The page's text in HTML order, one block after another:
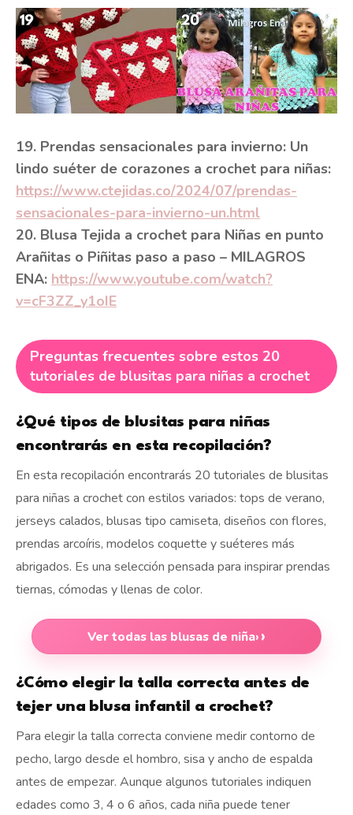
19. Prendas sensacionales para invierno: Un
lindo suéter de corazones a crochet para niñas:
https://www.ctejidas.co/2024/07/prendas-
sensacionales-para-invierno-un.html
20. Blusa Tejida a crochet para Niñas en punto
Arañitas o Piñitas paso a paso – MILAGROS
ENA: https://www.youtube.com/watch?
v=cF3ZZ_y1oIE
Preguntas frecuentes sobre estos 20
tutoriales de blusitas para niñas a crochet
¿Qué tipos de blusitas para niñas
encontrarás en esta recopilación?
En esta recopilación encontrarás 20 tutoriales de blusitas
para niñas a crochet con estilos variados: tops de verano,
jerseys calados, blusas tipo camiseta, diseños con flores,
prendas arcoíris, modelos coquette y suéteres más
abrigados. Es una selección pensada para inspirar prendas
tiernas, cómodas y llenas de color.
Ver todas las blusas de niña›
¿Cómo elegir la talla correcta antes de
tejer una blusa infantil a crochet?
Para elegir la talla correcta conviene medir contorno de
pecho, largo desde el hombro, sisa y ancho de espalda
antes de empezar. Aunque algunos tutoriales indiquen
edades como 3, 4 o 6 años, cada niña puede tener